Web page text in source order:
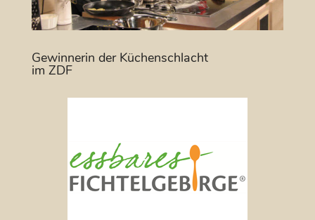
Gewinnerin der Küchenschlacht
im ZDF